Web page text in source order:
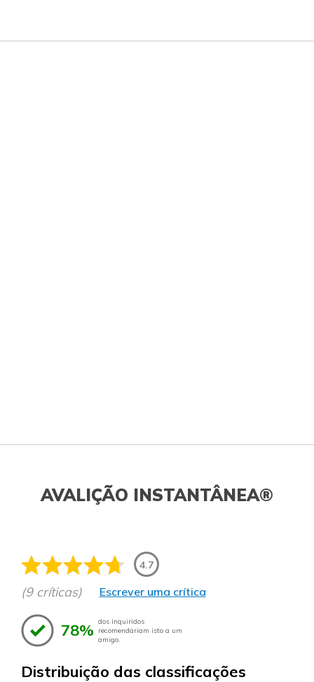
AVALIÇÃO INSTANTÂNEA®
4.7
(9 críticas) Escrever uma crítica
78% dos inquiridos
recomendariam isto a um
amigo.
Distribuição das classificações